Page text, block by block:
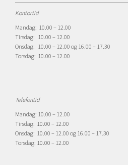
Kontortid
Mandag: 10.00 – 12.00
Tirsdag: 10.00 – 12.00
Onsdag: 10.00 – 12.00 og 16.00 – 17.30
Torsdag: 10.00 – 12.00
Telefontid
Mandag: 10.00 – 12.00
Tirsdag: 10.00 – 12.00
Onsdag: 10.00 – 12.00 og 16.00 – 17.30
Torsdag: 10.00 – 12.00